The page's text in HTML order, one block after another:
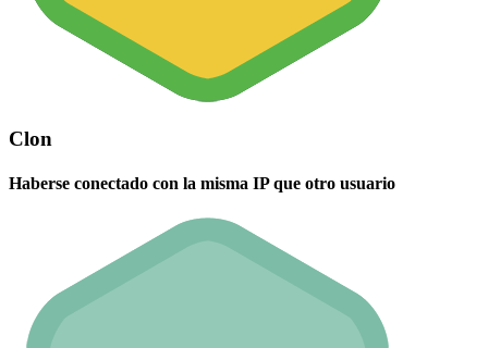
Clon
Haberse conectado con la misma IP que otro usuario